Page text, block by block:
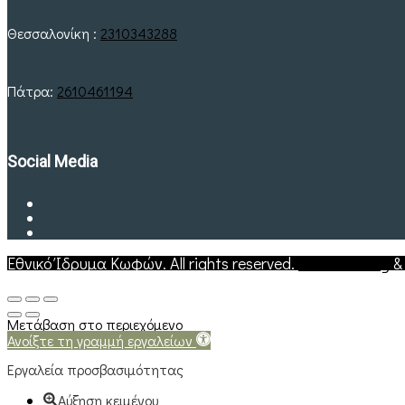
Θεσσαλονίκη : 2310343288
Πάτρα: 2610461194
Social Media
Εθνικό Ίδρυμα Κωφών. All rights reserved.Web Hosting&
Μετάβαση στο περιεχόμενο
Ανοίξτε τη γραμμή εργαλείων
Εργαλεία προσβασιμότητας
Αύξηση κειμένου